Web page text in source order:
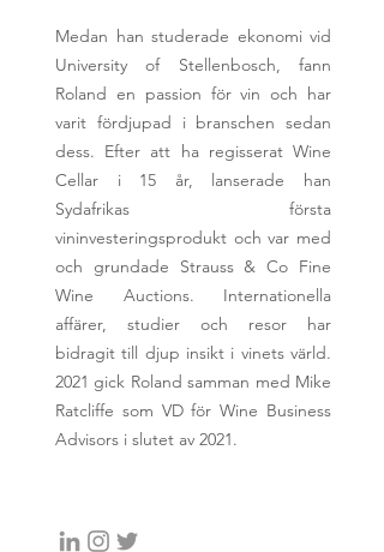
Medan han studerade ekonomi vid
University of Stellenbosch, fann
Roland en passion för vin och har
varit fördjupad i branschen sedan
dess. Efter att ha regisserat Wine
Cellar i 15 år, lanserade han
Sydafrikas första
vininvesteringsprodukt och var med
och grundade Strauss & Co Fine
Wine Auctions. Internationella
affärer, studier och resor har
bidragit till djup insikt i vinets värld.
2021 gick Roland samman med Mike
Ratcliffe som VD för Wine Business
Advisors i slutet av 2021.